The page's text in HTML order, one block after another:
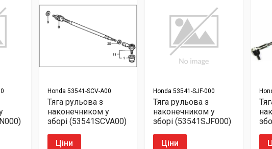
Honda 53541-SCV-A00
Тяга рульова з
наконечником у
зборі (53541SCVA00)
Ціни
Honda 53541-SJF-000
Тяга рульова з
наконечником у
зборі (53541SJF000)
Ціни